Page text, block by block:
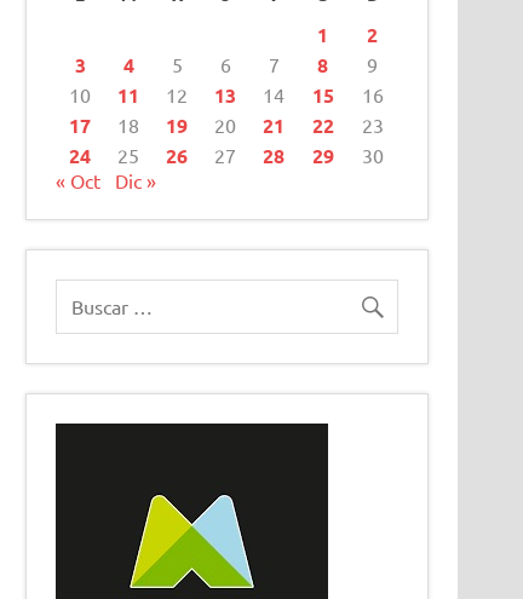
1
2
3
4 5 6 7 8
9
10
11 12 13 14 15 16
17 18 19 20 21 22 23
24 25 26 27 28 29
30
« Oct
Dic »